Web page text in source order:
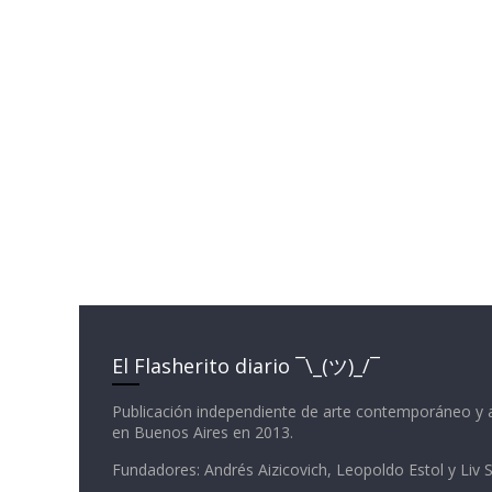
El Flasherito diario ¯\_(ツ)_/¯
Publicación independiente de arte contemporáneo y
en Buenos Aires en 2013.
Fundadores: Andrés Aizicovich, Leopoldo Estol y Liv